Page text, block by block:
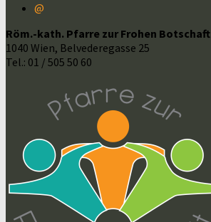
@
Röm.-kath. Pfarre zur Frohen Botschaft
1040 Wien, Belvederegasse 25
Tel.: 01 / 505 50 60